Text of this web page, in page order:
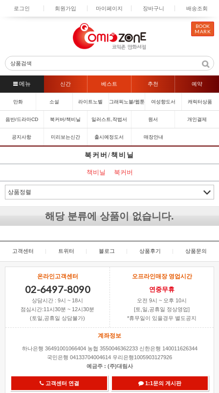
로그인 회원가입 마이페이지 장바구니 배송조회
BOOK
MARK
신간 베스트 추천 예약
만화 소설 라이트노벨 그래픽노블/웹툰 여성향도서 캐릭터상품
음반/드라마CD 북커버/책비닐 일러스트,작법서 원서 개인결제
공지사항 미리보는신간 출시예정도서 매장안내
북커버/책비닐
책비닐 북커버
해당 분류에 상품이 없습니다.
고객센터 | 트위터 | 블로그 | 상품후기 | 상품문의
온라인고객센터
02-6497-8090
상담시간 : 9시 ~ 18시
점심시간:11시30분 ~ 12시30분
(토일,공휴일 상담불가)
오프라인매장 영업시간
연중무휴
오전 9시 ~ 오후 10시
[토,일,공휴일 정상영업]
*휴무일이 있을경우 별도공지
계좌정보
하나은행 36491001066404 농협 3550046362233 신한은행 140011626344
국민은행 04133704004614 우리은행1005903127926
예금주 : (주)대림사
고객센터 연결 1:1문의 게시판